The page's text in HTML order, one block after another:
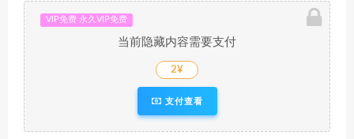
VIP免费 永久VIP免费
当前隐藏内容需要支付
2¥
支付查看